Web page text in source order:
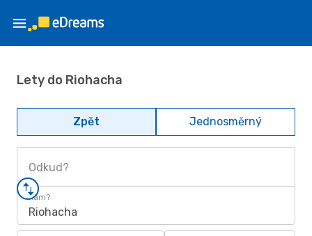
Lety do Riohacha
Zpět Jednosměrný
Odkud?
Kam?
Riohacha